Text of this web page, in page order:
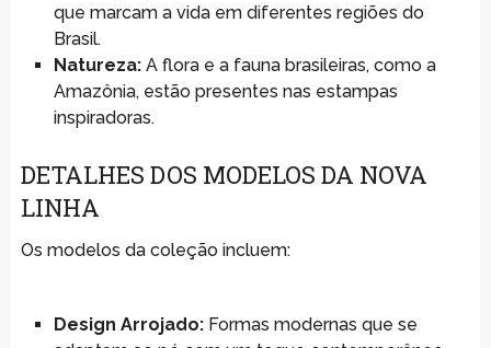
que marcam a vida em diferentes regiões do
Brasil.
Natureza:A flora e a fauna brasileiras, como a
Amazônia, estão presentes nas estampas
inspiradoras.
DETALHES DOS MODELOS DA NOVA
LINHA
Os modelos da coleção incluem:
Design Arrojado:Formas modernas que se